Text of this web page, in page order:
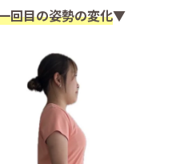
回目の姿勢の変化▼